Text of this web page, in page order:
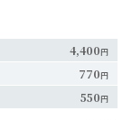
4,400円
770円
550円